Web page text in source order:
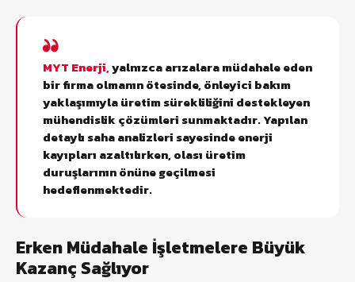
MYT Enerji,yalnızca arızalara müdahale eden
bir firma olmanın ötesinde, önleyici bakım
yaklaşımıyla üretim sürekliliğini destekleyen
mühendislik çözümleri sunmaktadır. Yapılan
detaylı saha analizleri sayesinde enerji
kayıpları azaltılırken, olası üretim
duruşlarının önüne geçilmesi
hedeflenmektedir.
Erken Müdahale İşletmelere Büyük
Kazanç Sağlıyor